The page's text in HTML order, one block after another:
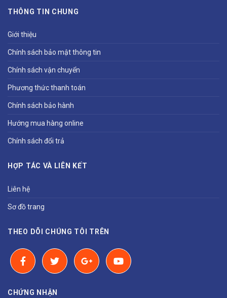
THÔNG TIN CHUNG
Giới thiệu
Chính sách bảo mật thông tin
Chính sách vận chuyển
Phương thức thanh toán
Chính sách bảo hành
Hướng mua hàng online
Chính sách đổi trả
HỢP TÁC VÀ LIÊN KẾT
Liên hệ
Sơ đồ trang
THEO DÕI CHÚNG TÔI TRÊN
CHỨNG NHẬN